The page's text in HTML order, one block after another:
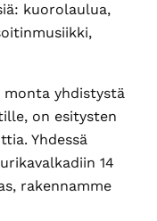
kuorolaulua,
monta yhdistystä
on esitysten
Yhdessä
14
rakennamme